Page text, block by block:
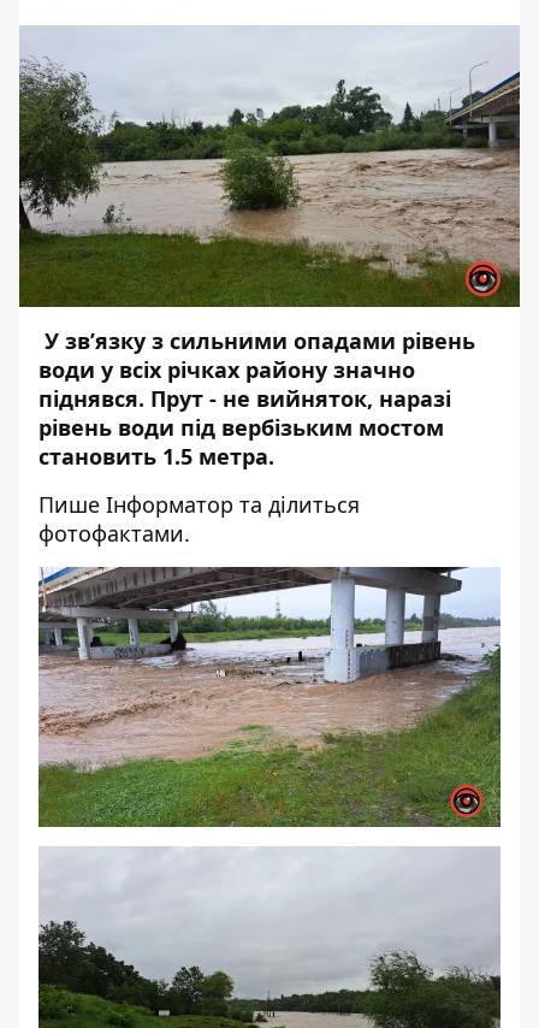
У зв’язку з сильними опадами рівень
води у всіх річках району значно
піднявся. Прут - не вийняток, наразі
рівень води під вербізьким мостом
становить 1.5 метра.
Пише Інформатор та ділиться
фотофактами.